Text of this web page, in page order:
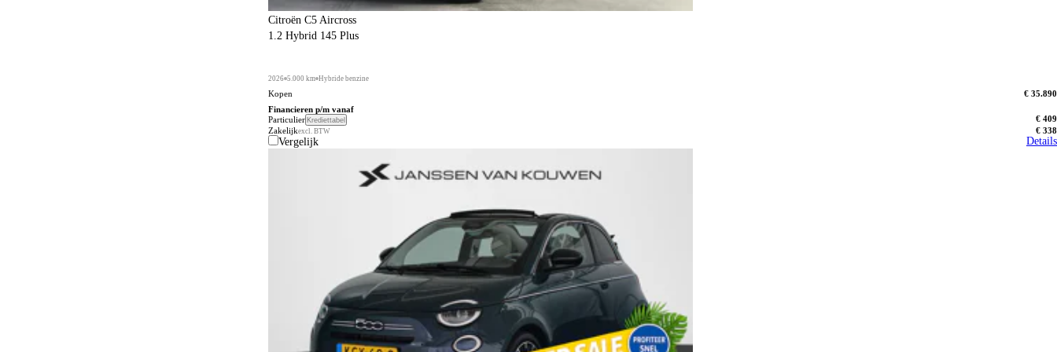
Citroën C5 Aircross
1.2 Hybrid 145 Plus
2026 5.000 km Hybride benzine
Kopen
€ 35.890
Financieren p/m vanaf
ParticulierKrediettabel
€ 409
Zakelijkexcl. BTW € 338
Vergelijk Details